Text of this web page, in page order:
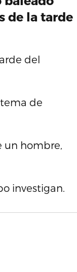
de la tarde
del
de
un hombre,
investigan.